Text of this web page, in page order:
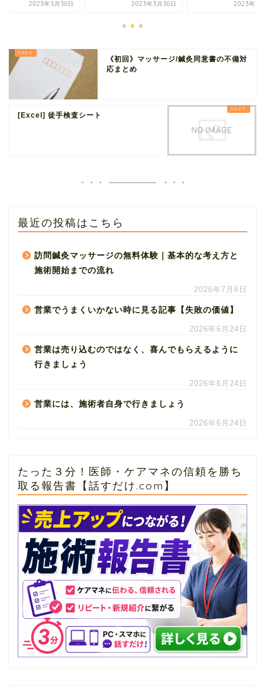
2023年3月30日 2023年3月30日 2023年3
《初回》マッサージ/鍼灸同意書の不備対
応まとめ
[Excel] 徒手検査シート
最近の投稿はこちら
訪問鍼灸マッサージの無料体験｜基本的な考え方と
施術開始までの流れ
2026年7月6日
営業でうまくいかない時に見る記事【失敗の価値】
2026年6月24日
営業は売り込むのではなく、喜んでもらえるように
行きましょう
2026年6月24日
営業には、施術者自身で行きましょう
2026年6月24日
たった３分！医師・ケアマネの信頼を勝ち
取る報告書【話すだけ.com】